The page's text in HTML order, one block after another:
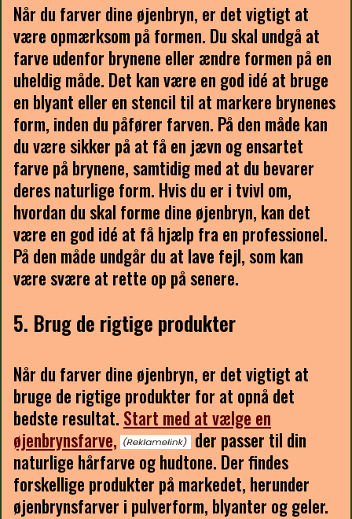
Når du farver dine øjenbryn, er det vigtigt at
være opmærksom på formen. Du skal undgå at
farve udenfor brynene eller ændre formen på en
uheldig måde. Det kan være en god idé at bruge
en blyant eller en stencil til at markere brynenes
form, inden du påfører farven. På den måde kan
du være sikker på at få en jævn og ensartet
farve på brynene, samtidig med at du bevarer
deres naturlige form. Hvis du er i tvivl om,
hvordan du skal forme dine øjenbryn, kan det
være en god idé at få hjælp fra en professionel.
På den måde undgår du at lave fejl, som kan
være svære at rette op på senere.
5. Brug de rigtige produkter
Når du farver dine øjenbryn, er det vigtigt at
bruge de rigtige produkter for at opnå det
bedste resultat. Start med at vælge en
øjenbrynsfarve,
der passer til din
naturlige hårfarve og hudtone. Der findes
forskellige produkter på markedet, herunder
øjenbrynsfarver i pulverform, blyanter og geler.